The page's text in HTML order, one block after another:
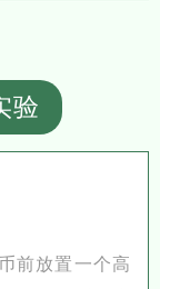
验
前放置一个高